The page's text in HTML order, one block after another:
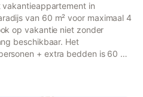
in
van 60 m² voor maximaal 4
op vakantie niet zonder
beschikbaar. Het
+ extra bedden is 60 m²
een lichte badkamer met